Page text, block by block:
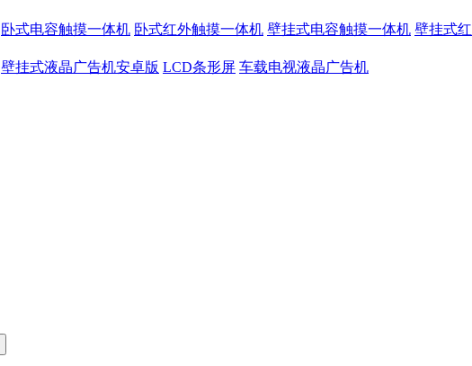
卧式电容触摸一体机 卧式红外触摸一体机 壁挂式电容触摸一体机 壁挂式
壁挂式液晶广告机安卓版 LCD条形屏 车载电视液晶广告机